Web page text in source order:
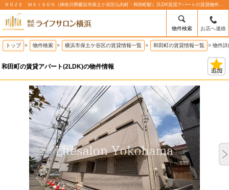
ＲＯＺＥ ＭＡＩＳＯＮ（神奈川県横浜市保土ケ谷区仏向町・和田町駅）2LDK賃貸アパートの賃貸物件情報%% | 株式会社ライフサロン横浜
物件検索 お店へ連絡
トップ > 物件検索 > 横浜市保土ケ谷区の賃貸情報一覧 > 和田町の賃貸情報一覧 > 物件詳
和田町の賃貸アパート(2LDK)の物件情報